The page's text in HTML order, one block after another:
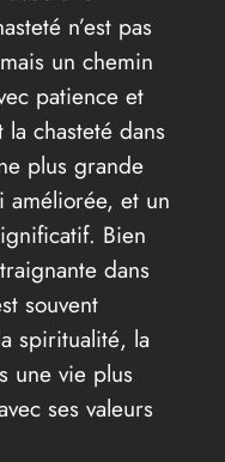
n’est pas
un chemin
patience et
chasteté dans
plus grande
et un
Bien
dans
souvent
spiritualité, la
une vie plus
ses valeurs